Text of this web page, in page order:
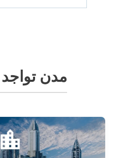
مدن تواجد